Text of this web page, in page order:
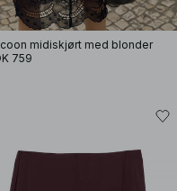
midiskjørt med blonder
759